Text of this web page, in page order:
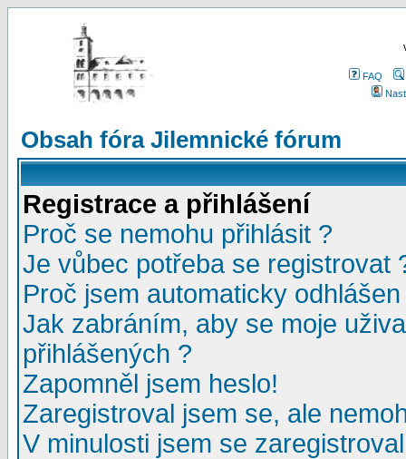
FAQ
Obsah fóra Jilemnické fórum
Registrace a přihlášení
Proč se nemohu přihlásit ?
Je vůbec potřeba se registrovat
Proč jsem automaticky odhlášen
Jak zabráním, aby se moje
přihlášených ?
Zapomněl jsem heslo!
Zaregistroval jsem se, ale
V minulosti jsem se